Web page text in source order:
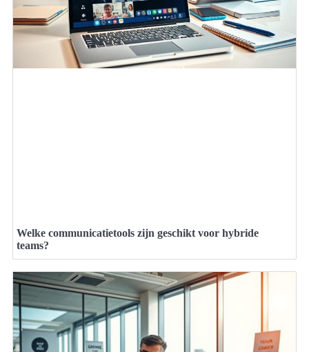
Welke communicatietools zijn geschikt voor hybride
teams?